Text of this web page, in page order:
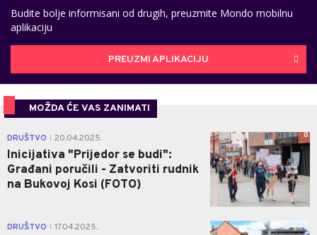
Budite bolje informisani od drugih, preuzmite Mondo mobilnu
aplikaciju
PREUZMI APLIKACIJU
MOŽDA ĆE VAS ZANIMATI
DRUŠTVO 20.04.2025.
Inicijativa "Prijedor se budi":
Građani poručili - Zatvoriti rudnik
na Bukovoj Kosi (FOTO)
0
DRUŠTVO 17.04.2025. 1